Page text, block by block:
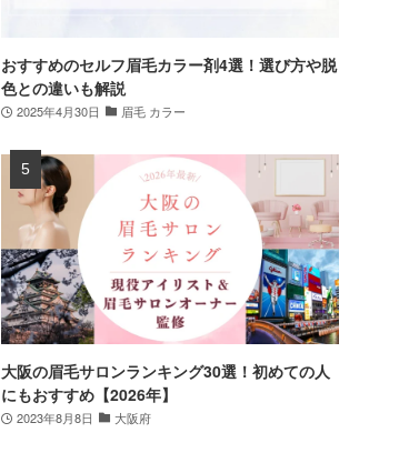
おすすめのセルフ眉毛カラー剤4選！選び方や脱
色との違いも解説
2025年4月30日 眉毛 カラー
大阪の眉毛サロンランキング30選！初めての人
にもおすすめ【2026年】
2023年8月8日 大阪府